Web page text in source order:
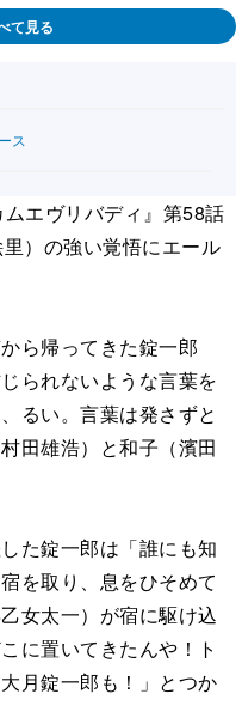
て見る
ス
エヴリバディ』第58話
）の強い覚悟にエール
ら帰ってきた錠一郎
られないような言葉を
るい。言葉は発さずと
田雄浩）と和子（濱田
た錠一郎は「誰にも知
を取り、息をひそめて
女太一）が宿に駆け込
に置いてきたんや！ト
月錠一郎も！」とつか